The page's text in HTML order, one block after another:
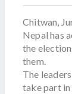
Chitwan,
Nepal has
the
them.
The
take part